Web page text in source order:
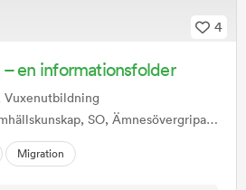
4
en informationsfolder
Vuxenutbildning
SO, Ämnesövergripande
Migration